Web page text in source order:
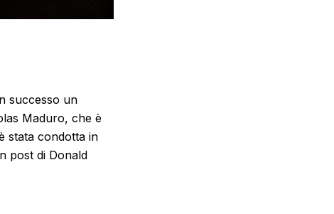
successo un
Maduro, che è
stata condotta in
post di Donald